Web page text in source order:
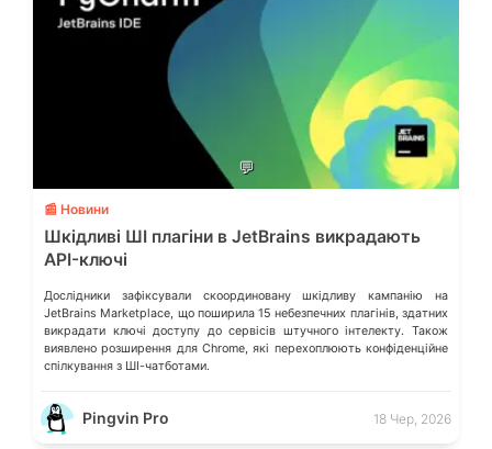
💬
📰 Новини
Шкідливі ШІ плагіни в JetBrains викрадають
API-ключі
Дослідники зафіксували скоординовану шкідливу кампанію на
JetBrains Marketplace, що поширила 15 небезпечних плагінів, здатних
викрадати ключі доступу до сервісів штучного інтелекту. Також
виявлено розширення для Chrome, які перехоплюють конфіденційне
спілкування з ШІ-чатботами.
Pingvin Pro 18 Чер, 2026